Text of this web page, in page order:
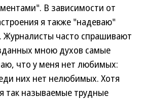
В зависимости от
я также "надеваю"
Журналисты часто спрашивают
мною духов самые
что у меня нет любимых:
них нет нелюбимых. Хотя
так называемые трудные